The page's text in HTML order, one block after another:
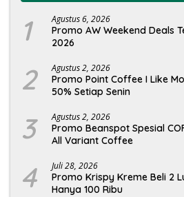
1 Agustus 6, 2026
Promo AW Weekend Deals
2026
2 Agustus 2, 2026
Promo Point Coffee I Like
50% Setiap Senin
3 Agustus 2, 2026
Promo Beanspot Spesial
All Variant Coffee
4 Juli 28, 2026
Promo Krispy Kreme Beli 2
Hanya 100 Ribu